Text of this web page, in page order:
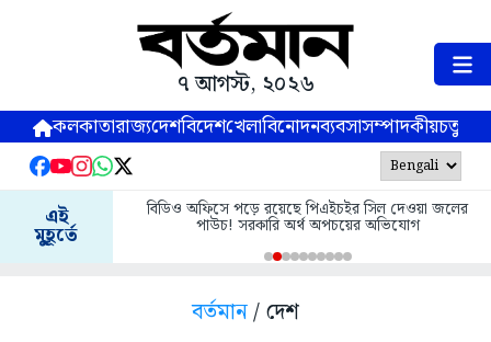
৭ আগস্ট, ২০২৬
কলকাতারাজ্যদেশবিদেশখেলাবিনোদনব্যবসাসম্পাদকীয়
এই
মুহূর্তে
বিডিও অফিসে পড়ে রয়েছে পিএইচইর সিল দেওয়া জলের
পাউচ! সরকারি অর্থ অপচয়ের অভিযোগ
বর্তমান/ দেশ